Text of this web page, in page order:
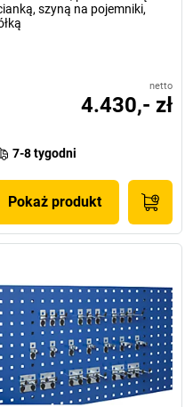
szyną na pojemniki,
netto
4.430,- zł
7-8 tygodni
Pokaż produkt